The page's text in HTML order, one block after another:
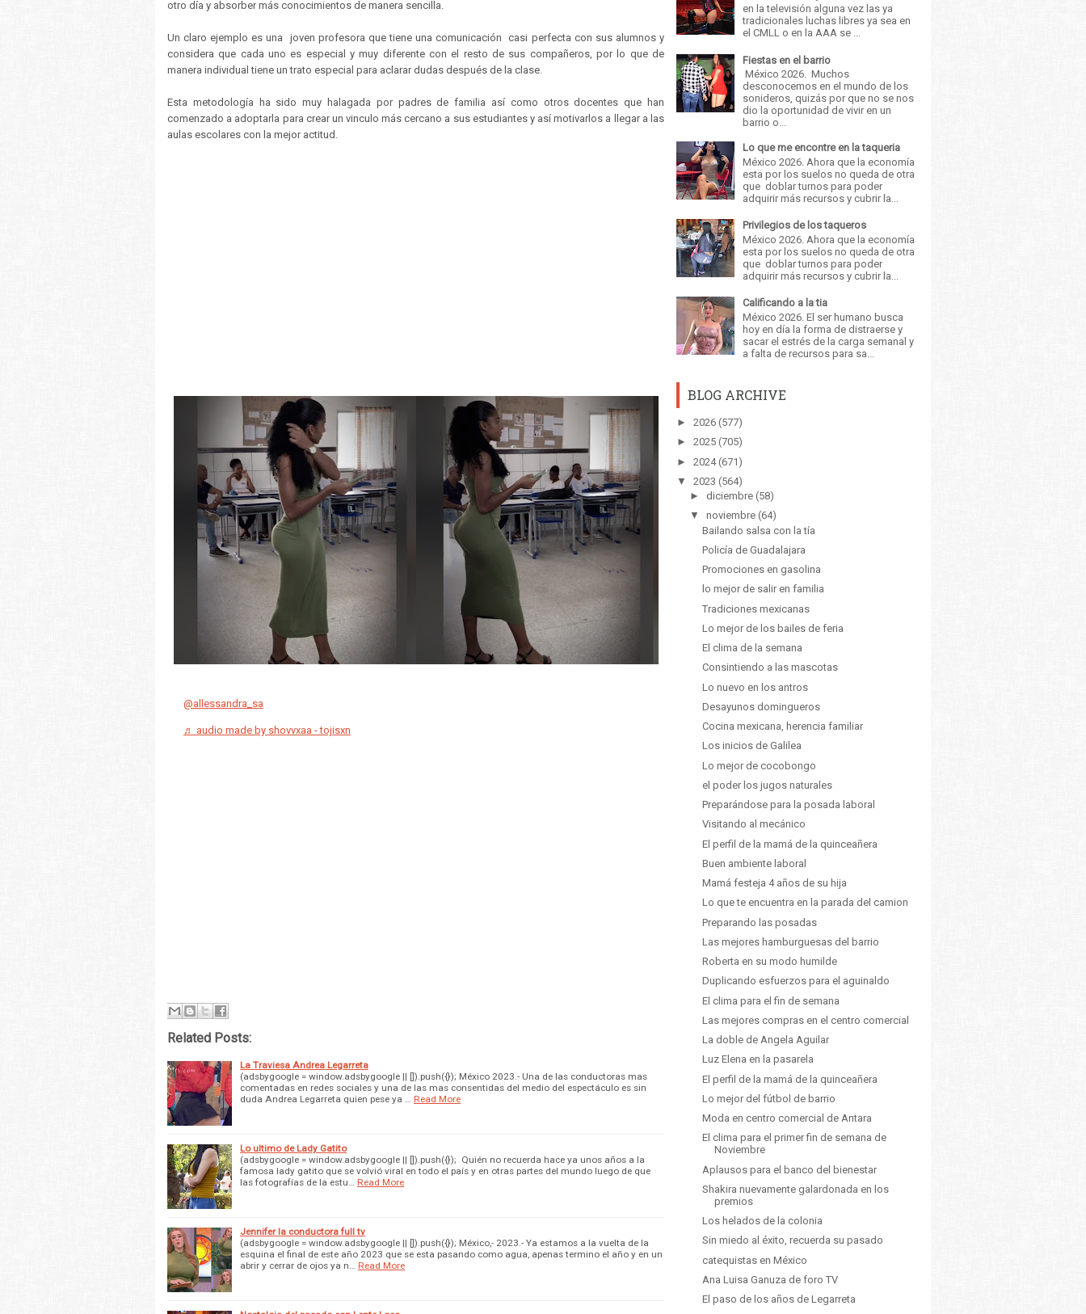
otro día y absorber más conocimientos de manera sencilla.
Un claro ejemplo es una joven profesora que tiene una comunicación casi perfecta con sus alumnos y
considera que cada uno es especial y muy diferente con el resto de sus compañeros, por lo que de
manera individual tiene un trato especial para aclarar dudas después de la clase.
Esta metodología ha sido muy halagada por padres de familia así como otros docentes que han
comenzado a adoptarla para crear un vinculo más cercano a sus estudiantes y así motivarlos a llegar a las
aulas escolares con la mejor actitud.
@allessandra_sa
♬ audio made by shovvxaa - tojisxn
Related Posts:
La Traviesa Andrea Legarreta
(adsbygoogle = window.adsbygoogle || []).push({}); México 2023.- Una de las conductoras mas
comentadas en redes sociales y una de las mas consentidas del medio del espectáculo es sin
duda Andrea Legarreta quien pese ya …
Read More
Lo ultimo de Lady Gatito
(adsbygoogle = window.adsbygoogle || []).push({}); Quién no recuerda hace ya unos años a la
famosa lady gatito que se volvió viral en todo el país y en otras partes del mundo luego de que
las fotografías de la estu…
Read More
Jennifer la conductora full tv
(adsbygoogle = window.adsbygoogle || []).push({}); México,- 2023.- Ya estamos a la vuelta de la
esquina el final de este año 2023 que se esta pasando como agua, apenas termino el año y en un
abrir y cerrar de ojos ya n…
Read More
en la televisión alguna vez las ya
tradicionales luchas libres ya sea en
el CMLL o en la AAA se ...
Fiestas en el barrio
México 2026. Muchos
desconocemos en el mundo de los
sonideros, quizás por que no se nos
dio la oportunidad de vivir en un
barrio o...
Lo que me encontre en la taqueria
México 2026. Ahora que la economía
esta por los suelos no queda de otra
que doblar turnos para poder
adquirir más recursos y cubrir la...
Privilegios de los taqueros
México 2026. Ahora que la economía
esta por los suelos no queda de otra
que doblar turnos para poder
adquirir más recursos y cubrir la...
Calificando a la tia
México 2026. El ser humano busca
hoy en día la forma de distraerse y
sacar el estrés de la carga semanal y
a falta de recursos para sa...
BLOG ARCHIVE
► 2026 (577)
► 2025 (705)
► 2024 (671)
▼
2023 (564)
► diciembre (58)
▼
noviembre (64)
Bailando salsa con la tía
Policía de Guadalajara
Promociones en gasolina
lo mejor de salir en familia
Tradiciones mexicanas
Lo mejor de los bailes de feria
El clima de la semana
Consintiendo a las mascotas
Lo nuevo en los antros
Desayunos domingueros
Cocina mexicana, herencia familiar
Los inicios de Galilea
Lo mejor de cocobongo
el poder los jugos naturales
Preparándose para la posada laboral
Visitando al mecánico
El perfil de la mamá de la quinceañera
Buen ambiente laboral
Mamá festeja 4 años de su hija
Lo que te encuentra en la parada del camion
Preparando las posadas
Las mejores hamburguesas del barrio
Roberta en su modo humilde
Duplicando esfuerzos para el aguinaldo
El clima para el fin de semana
Las mejores compras en el centro comercial
La doble de Angela Aguilar
Luz Elena en la pasarela
El perfil de la mamá de la quinceañera
Lo mejor del fútbol de barrio
Moda en centro comercial de Antara
El clima para el primer fin de semana de
Noviembre
Aplausos para el banco del bienestar
Shakira nuevamente galardonada en los
premios
Los helados de la colonia
Sin miedo al éxito, recuerda su pasado
catequistas en México
Ana Luisa Ganuza de foro TV
El paso de los años de Legarreta